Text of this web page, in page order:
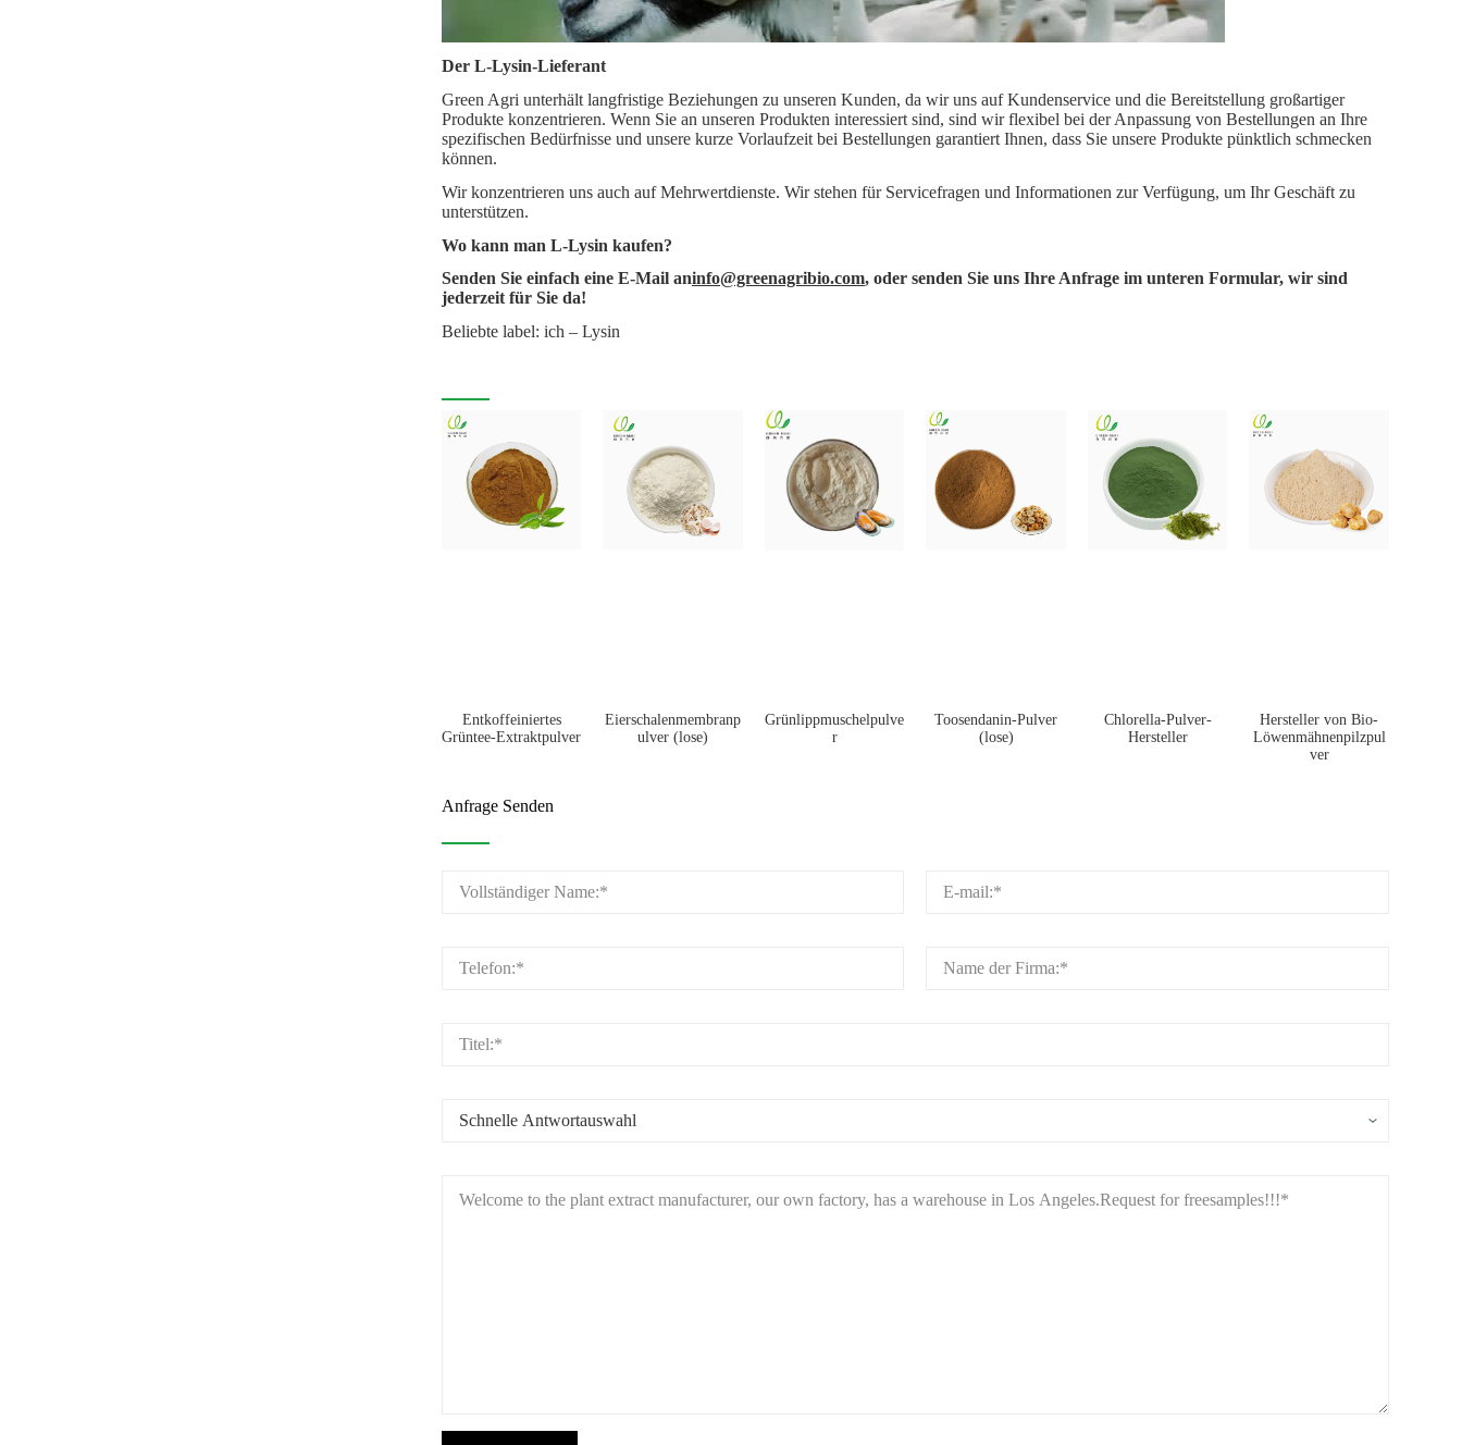
Der L-Lysin-Lieferant
Green Agri unterhält langfristige Beziehungen zu unseren Kunden, da wir uns auf Kundenservice und die Bereitstellung großartiger
Produkte konzentrieren. Wenn Sie an unseren Produkten interessiert sind, sind wir flexibel bei der Anpassung von Bestellungen an Ihre
spezifischen Bedürfnisse und unsere kurze Vorlaufzeit bei Bestellungen garantiert Ihnen, dass Sie unsere Produkte pünktlich schmecken
können.
Wir konzentrieren uns auch auf Mehrwertdienste. Wir stehen für Servicefragen und Informationen zur Verfügung, um Ihr Geschäft zu
unterstützen.
Wo kann man L-Lysin kaufen?
Senden Sie einfach eine E-Mail aninfo@greenagribio.com, oder senden Sie uns Ihre Anfrage im unteren Formular, wir sind
jederzeit für Sie da!
Beliebte label: ich – Lysin
Entkoffeiniertes
Grüntee-Extraktpulver
Eierschalenmembranp
ulver (lose)
Grünlippmuschelpulve
r
Toosendanin-Pulver
(lose)
Chlorella-Pulver-
Hersteller
Hersteller von Bio-
Löwenmähnenpilzpul
ver
Anfrage Senden